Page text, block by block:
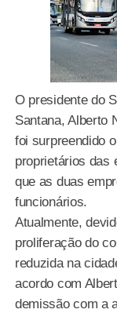
O presidente do
Santana, Alberto
foi surpreendido
proprietários das
que as duas
funcionários.
Atualmente,
proliferação do
reduzida na
acordo com
demissão com a